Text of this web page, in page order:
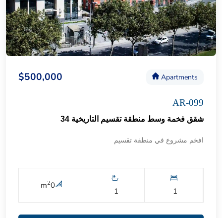
Apartments
$500,000
AR-099
شقق فخمة وسط منطقة تقسيم التاريخية 34
افخم مشروع في منطقة تقسيم
1
1
0
m2